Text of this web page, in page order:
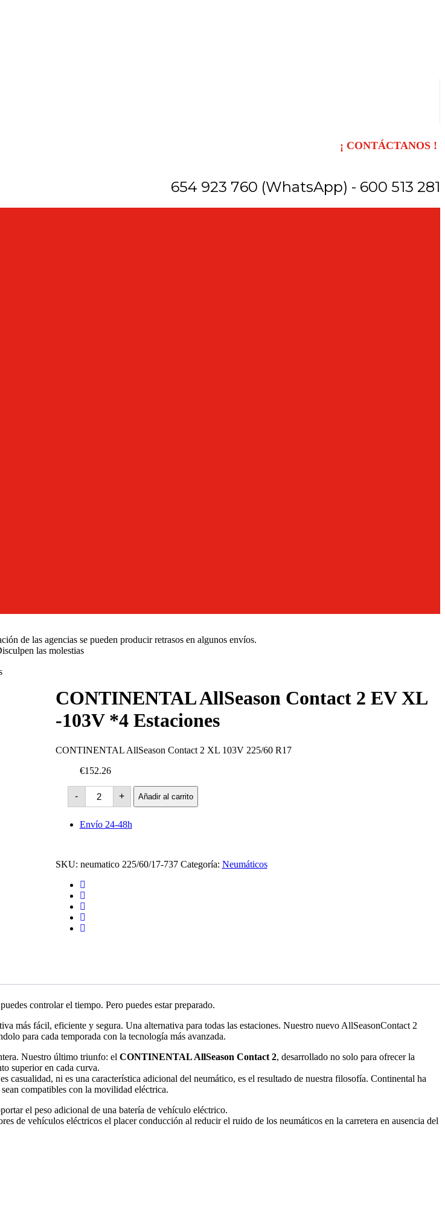
¡ CONTÁCTANOS !
654 923 760 (WhatsApp) - 600 513 281
de las agencias se pueden producir retrasos en algunos envíos.
las molestias
CONTINENTAL AllSeason Contact 2 EV XL
-103V *4 Estaciones
CONTINENTAL AllSeason Contact 2 XL 103V 225/60 R17
€152.26
-
CONTINENTAL
AllSeason
Contact
2
EV
Estaciones
+ Añadir al carrito
Envío 24-48h
SKU: neumatico 225/60/17-737 Categoría: Neumáticos
controlar el tiempo. Pero puedes estar preparado.
más fácil, eficiente y segura. Una alternativa para todas las estaciones. Nuestro nuevo AllSeasonContact 2
para cada temporada con la tecnología más avanzada.
Nuestro último triunfo: el CONTINENTAL AllSeason Contact 2, desarrollado no solo para ofrecer la
superior en cada curva.
ni es una característica adicional del neumático, es el resultado de nuestra filosofía. Continental ha
compatibles con la movilidad eléctrica.
el peso adicional de una batería de vehículo eléctrico.
de vehículos eléctricos el placer conducción al reducir el ruido de los neumáticos en la carretera en ausencia del